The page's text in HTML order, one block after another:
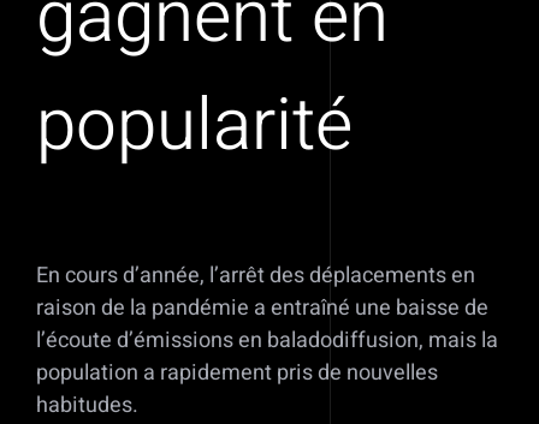
popularité
En cours d’année, l’arrêt des déplacements en
raison de la pandémie a entraîné une baisse de
l’écoute d’émissions en baladodiffusion, mais la
population a rapidement pris de nouvelles
habitudes.